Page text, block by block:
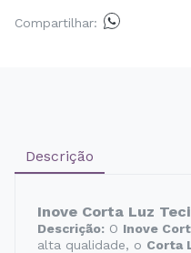
Compartilhar:
Descrição
Inove Corta Luz
Descrição: O Inove
alta qualidade, o Corta